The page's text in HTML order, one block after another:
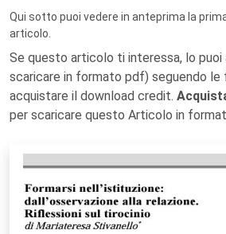
Qui sotto puoi vedere in anteprima la
articolo.
Se questo articolo ti interessa, lo puoi
scaricare in formato pdf) seguendo le
acquistare il download credit.
per scaricare questo Articolo in